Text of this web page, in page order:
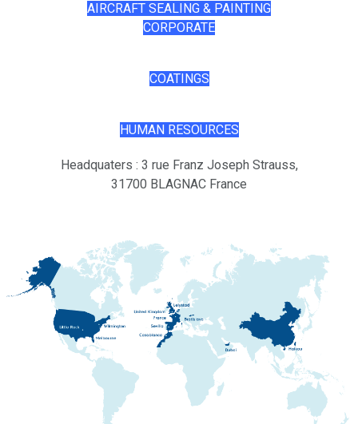
AIRCRAFT SEALING & PAINTING
CORPORATE
COATINGS
HUMAN RESOURCES
Headquaters : 3 rue Franz Joseph Strauss,
31700 BLAGNAC France